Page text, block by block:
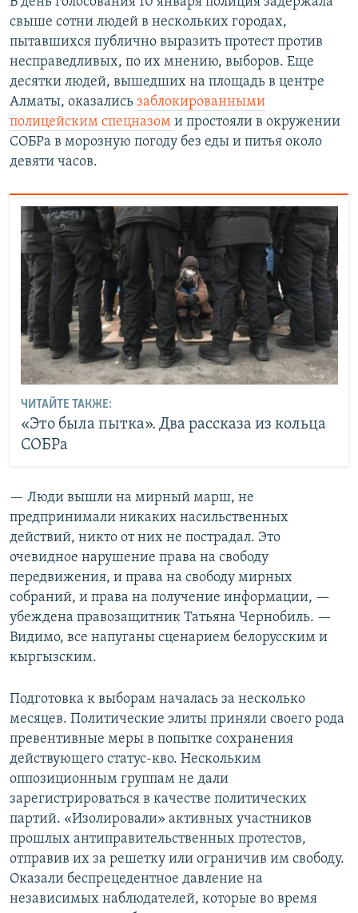
свыше сотни людей в нескольких городах,
пытавшихся публично выразить протест против
несправедливых, по их мнению, выборов. Еще
десятки людей, вышедших на площадь в центре
Алматы, оказались заблокированными
полицейским спецназом и простояли в окружении
СОБРа в морозную погоду без еды и питья около
девяти часов.
ЧИТАЙТЕ ТАКЖЕ:
«Это была пытка». Два рассказа из кольца
СОБРа
— Люди вышли на мирный марш, не
предпринимали никаких насильственных
действий, никто от них не пострадал. Это
очевидное нарушение права на свободу
передвижения, и права на свободу мирных
собраний, и права на получение информации, —
убеждена правозащитник Татьяна Чернобиль. —
Видимо, все напуганы сценарием белорусским и
кыргызским.
Подготовка к выборам началась за несколько
месяцев. Политические элиты приняли своего рода
превентивные меры в попытке сохранения
действующего статус-кво. Нескольким
оппозиционным группам не дали
зарегистрироваться в качестве политических
партий. «Изолировали» активных участников
прошлых антиправительственных протестов,
отправив их за решетку или ограничив им свободу.
Оказали беспрецедентное давление на
независимых наблюдателей, которые во время